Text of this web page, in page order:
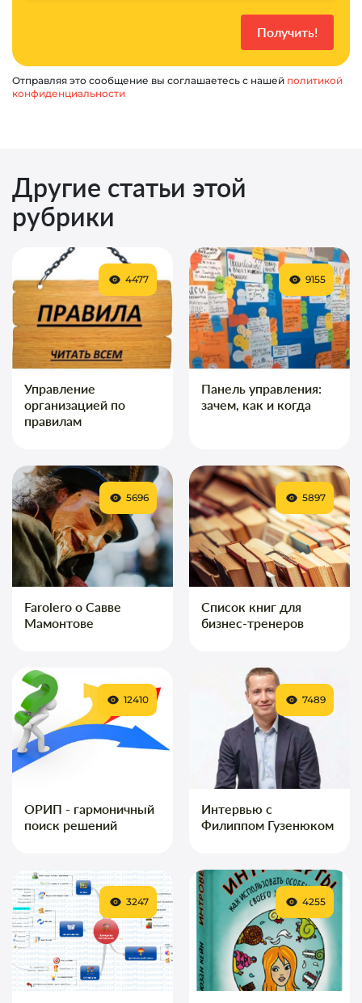
Отправляя это сообщение вы соглашаетесь с нашей политикой
конфиденциальности
Другие статьи этой
рубрики
Управление
организацией по
правилам
4477
Панель управления:
зачем, как и когда
9155
Farolero о Савве
Мамонтове
5696
Список книг для
бизнес-тренеров
5897
ОРИП - гармоничный
поиск решений
12410
Интервью с
Филиппом Гузенюком
7489
3247 4255